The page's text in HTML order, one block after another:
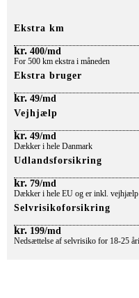
Ekstra km
kr. 400/md
For 500 km ekstra i måneden
Ekstra bruger
kr. 49/md
Vejhjælp
kr. 49/md
Dækker i hele Danmark
Udlandsforsikring
kr. 79/md
Dækker i hele EU og er inkl.
Selvrisikoforsikring
kr. 199/md
Nedsættelse af selvrisiko for 18-25